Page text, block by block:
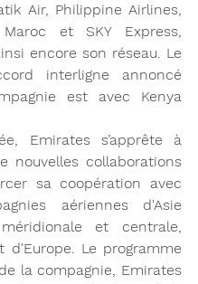
Air, Philippine Airlines,
et SKY Express,
encore son réseau. Le
interligne annoncé
est avec Kenya
Emirates s’apprête à
nouvelles collaborations
sa coopération avec
aériennes d'Asie
et centrale,
d'Europe. Le programme
la compagnie, Emirates